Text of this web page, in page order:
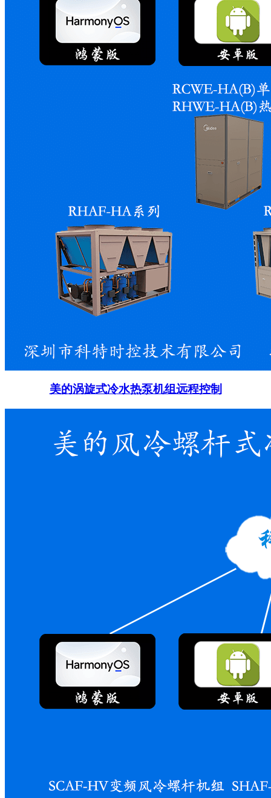
美的涡旋式冷水热泵机组远程控制